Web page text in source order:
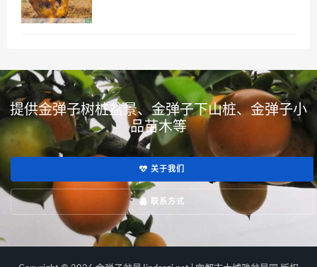
提供金弹子树桩盆景、金弹子下山桩、金弹子小
品苗木等
关于我们
联系方式